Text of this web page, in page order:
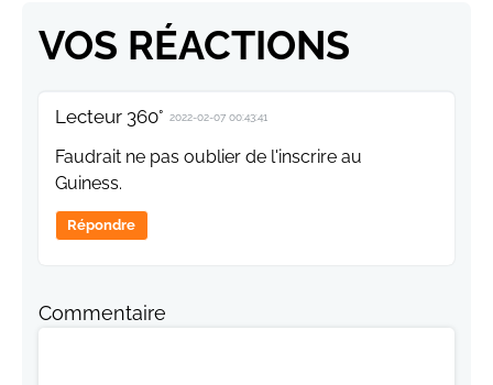
VOS RÉACTIONS
Lecteur 360° 2022-02-07 00:43:41
Faudrait ne pas oublier de l'inscrire au
Guiness.
Répondre
Commentaire